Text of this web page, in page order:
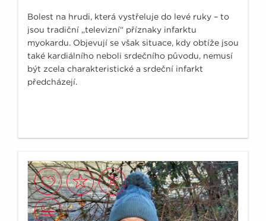
Bolest na hrudi, která vystřeluje do levé ruky – to
jsou tradiční „televizní“ příznaky infarktu
myokardu. Objevují se však situace, kdy obtíže jsou
také kardiálního neboli srdečního původu, nemusí
být zcela charakteristické a srdeční infarkt
předcházejí.